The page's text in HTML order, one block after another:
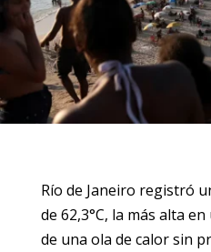
Río de Janeiro registró
de 62,3°C, la más alta
de una ola de calor sin